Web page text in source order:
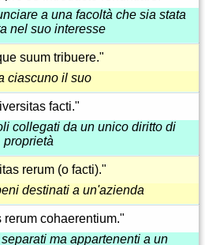
a una facoltà che sia stata
nel suo interesse
suum tribuere."
ciascuno il suo
facti."
collegati da un unico diritto di
proprietà
rerum (o facti)."
destinati a un'azienda
rerum cohaerentium."
ma appartenenti a un